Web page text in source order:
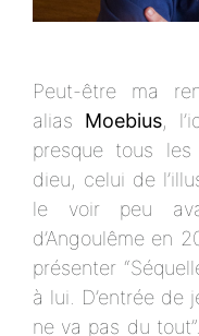
Peut-être ma
alias Moebius,
presque tous
dieu, celui de
le voir peu
d’Angoulême en
présenter
à lui. D’entrée de
ne va pas du